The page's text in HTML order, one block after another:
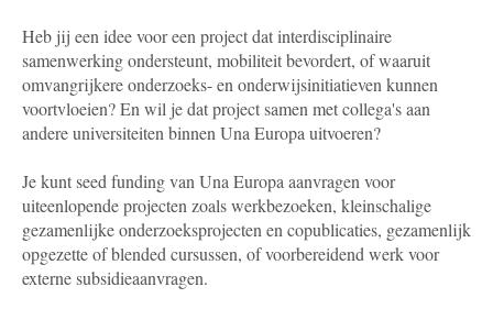
Heb jij een idee voor een project dat interdisciplinaire
samenwerking ondersteunt, mobiliteit bevordert, of waaruit
omvangrijkere onderzoeks- en onderwijsinitiatieven kunnen
voortvloeien? En wil je dat project samen met collega's aan
andere universiteiten binnen Una Europa uitvoeren?
Je kunt seed funding van Una Europa aanvragen voor
uiteenlopende projecten zoals werkbezoeken, kleinschalige
gezamenlijke onderzoeksprojecten en copublicaties, gezamenlijk
opgezette of blended cursussen, of voorbereidend werk voor
externe subsidieaanvragen.